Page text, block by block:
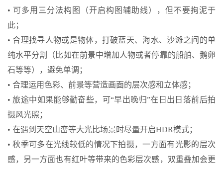
• 可多用三分法构图（开启构图辅助线），但不要拘泥于
此；
• 合理找寻人物或是物体，打破蓝天、海水、沙滩之间的单
纯水平分割（比如在前景中增加人物或者停靠的船舶、鹅卵
石等等），避免单调；
• 合理运用色彩、前景等营造画面的层次感和立体感；
• 旅途中如果能够勤奋些，可“早出晚归”在日出日落前后拍
摄风光照；
• 在遇到天空山峦等大光比场景时尽量开启HDR模式；
• 秋季可多在光线较低的情况下拍摄，一方面有光影的层次
感，另一方面也有红叶等带来的色彩层次感，双重叠加会更